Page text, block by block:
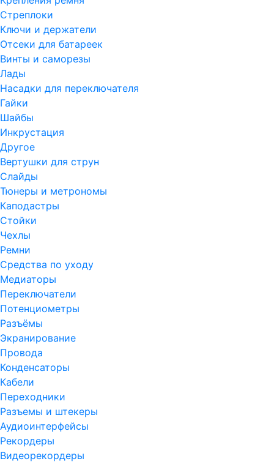
Стреплоки
Ключи и держатели
Отсеки для батареек
Винты и саморезы
Лады
Насадки для переключателя
Гайки
Шайбы
Инкрустация
Другое
Вертушки для струн
Слайды
Тюнеры и метрономы
Каподастры
Стойки
Чехлы
Ремни
Средства по уходу
Медиаторы
Переключатели
Потенциометры
Разъёмы
Экранирование
Провода
Конденсаторы
Кабели
Переходники
Разъемы и штекеры
Аудиоинтерфейсы
Рекордеры
Видеорекордеры